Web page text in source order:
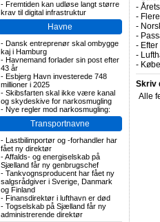
- Fremtiden kan udløse langt større
krav til digital infrastruktur
Havne
- Dansk entreprenør skal ombygge
kaj i Hamburg
- Havnemand forlader sin post efter
43 år
- Esbjerg Havn investerede 748
millioner i 2025
- Skibsfarten skal ikke være kanal
og skydeskive for narkosmugling
- Nye regler mod narkosmugling:
Transportnavne
- Lastbilimportør og -forhandler har
fået ny direktør
-Affalds- og energiselskab på
Sjælland får ny genbrugschef
- Tankvognsproducent har fået ny
salgsrådgiver i Sverige, Danmark
og Finland
- Finansdirektør i lufthavn er død
- Togselskab på Sjælland får ny
administrerende direktør
-
-
-
-
-
-
-
Skriv
Alle